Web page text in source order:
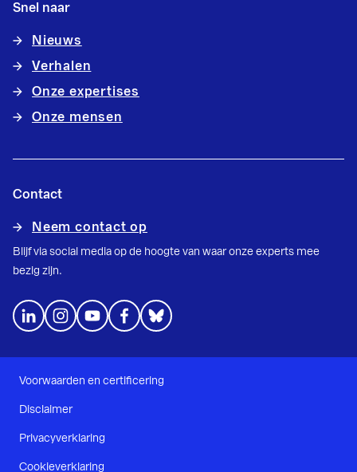
Snel naar
Nieuws
Verhalen
Onze expertises
Onze mensen
Contact
Neem contact op
Blijf via social media op de hoogte van waar onze experts mee
bezig zijn.
Voorwaarden en certificering
Disclaimer
Privacyverklaring
Cookieverklaring